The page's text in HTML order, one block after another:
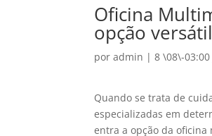
Oficina
opção
poradmin |8 \08\-
Quando se trata de
especializadas em
entra a opção da oficina